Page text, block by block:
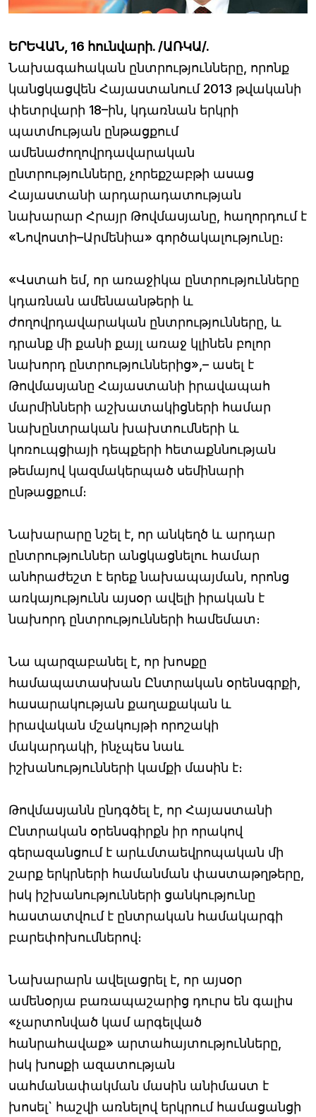
ԵՐԵՎԱՆ, 16 հունվարի. /ԱՌԿԱ/.
Նախագահական ընտրությունները, որոնք
կանցկացվեն Հայաստանում 2013 թվականի
փետրվարի 18–ին, կդառնան երկրի
պատմության ընթացքում
ամենաժողովրդավարական
ընտրությունները, չորեքշաբթի ասաց
Հայաստանի արդարադատության
նախարար Հրայր Թովմասյանը, հաղորդում է
«Նովոստի–Արմենիա» գործակալությունը։
«Վստահ եմ, որ առաջիկա ընտրությունները
կդառնան ամենաանթերի և
ժողովրդավարական ընտրությունները, և
դրանք մի քանի քայլ առաջ կլինեն բոլոր
նախորդ ընտրություններից»,– ասել է
Թովմասյանը Հայաստանի իրավապահ
մարմինների աշխատակիցների համար
նախընտրական խախտումների և
կոռուպցիայի դեպքերի հետաքննության
թեմայով կազմակերպած սեմինարի
ընթացքում։
Նախարարը նշել է, որ անկեղծ և արդար
ընտրություններ անցկացնելու համար
անհրաժեշտ է երեք նախապայման, որոնց
առկայությունն այսօր ավելի իրական է
նախորդ ընտրությունների համեմատ։
Նա պարզաբանել է, որ խոսքը
համապատասխան Ընտրական օրենսգրքի,
հասարակության քաղաքական և
իրավական մշակույթի որոշակի
մակարդակի, ինչպես նաև
իշխանությունների կամքի մասին է։
Թովմասյանն ընդգծել է, որ Հայաստանի
Ընտրական օրենսգիրքն իր որակով
գերազանցում է արևմտաեվրոպական մի
շարք երկրների համանման փաստաթղթերը,
իսկ իշխանությունների ցանկությունը
հաստատվում է ընտրական համակարգի
բարեփոխումներով։
Նախարարն ավելացրել է, որ այսօր
ամենօրյա բառապաշարից դուրս են գալիս
«չարտոնված կամ արգելված
հանրահավաք» արտահայտությունները,
իսկ խոսքի ազատության
սահմանափակման մասին անիմաստ է
խոսել` հաշվի առնելով երկրում համացանցի